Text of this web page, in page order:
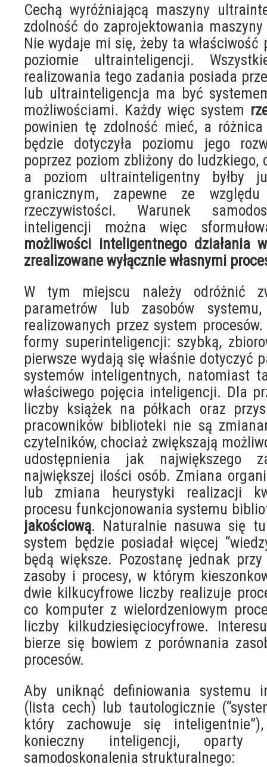
Cechą wyróżniającą maszyny
zdolność do zaprojektowania
Nie wydaje mi się, żeby ta właściwość
poziomie ultrainteligencji.
realizowania tego zadania posiada
lub ultrainteligencja ma być
możliwościami. Każdy więc system
powinien tę zdolność mieć, a
będzie dotyczyła poziomu jego
poprzez poziom zbliżony do
a poziom ultrainteligentny byłby
granicznym, zapewne ze
rzeczywistości. Warunek
inteligencji można więc
możliwości inteligentnego działania
zrealizowane wyłącznie własnymi
W tym miejscu należy odróżnić
parametrów lub zasobów
realizowanych przez system
formy superinteligencji: szybką,
pierwsze wydają się właśnie dotyczyć
systemów inteligentnych, natomiast
właściwego pojęcia inteligencji. Dla
liczby książek na półkach oraz
pracowników biblioteki nie są
czytelników, chociaż zwiększają
udostępnienia jak największego
największej ilości osób. Zmiana
lub zmiana heurystyki realizacji
procesu funkcjonowania systemu
jakościową. Naturalnie nasuwa się
system będzie posiadał więcej
będą większe. Pozostanę jednak
zasoby i procesy, w którym
dwie kilkucyfrowe liczby realizuje
co komputer z wielordzeniowym
liczby kilkudziesięciocyfrowe.
bierze się bowiem z porównania
procesów.
Aby uniknąć definiowania systemu
(lista cech) lub tautologicznie
który zachowuje się
konieczny inteligencji,
samodoskonalenia strukturalnego: